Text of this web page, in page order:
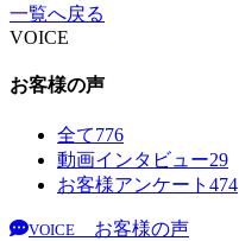
一覧へ戻る
VOICE
お客様の声
全て776
動画インタビュー29
お客様アンケート 474
VOICE
お客様の声